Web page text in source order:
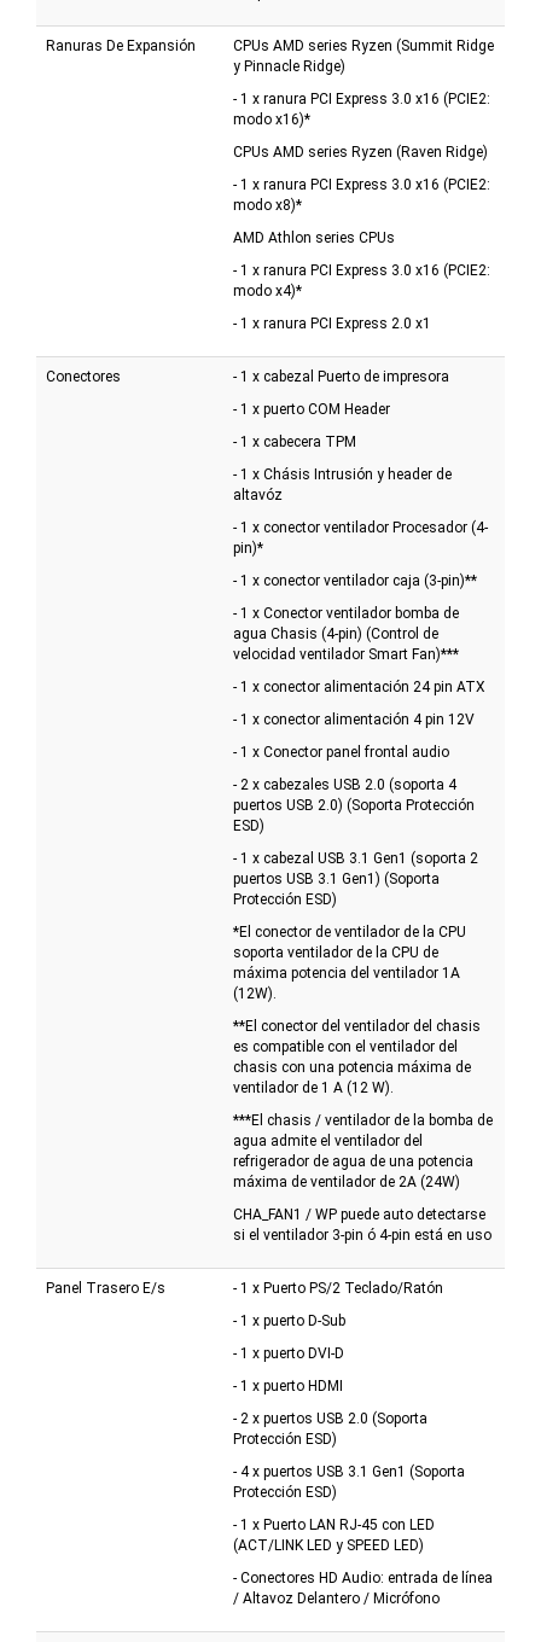
Ranuras De Expansión
CPUs AMD series Ryzen (Summit Ridge
y Pinnacle Ridge)
- 1 x ranura PCI Express 3.0 x16 (PCIE2:
modo x16)*
CPUs AMD series Ryzen (Raven Ridge)
- 1 x ranura PCI Express 3.0 x16 (PCIE2:
modo x8)*
AMD Athlon series CPUs
- 1 x ranura PCI Express 3.0 x16 (PCIE2:
modo x4)*
- 1 x ranura PCI Express 2.0 x1
Conectores
- 1 x cabezal Puerto de impresora
- 1 x puerto COM Header
- 1 x cabecera TPM
- 1 x Chásis Intrusión y header de
altavóz
- 1 x conector ventilador Procesador (4-
pin)*
- 1 x conector ventilador caja (3-pin)**
- 1 x Conector ventilador bomba de
agua Chasis (4-pin) (Control de
velocidad ventilador Smart Fan)***
- 1 x conector alimentación 24 pin ATX
- 1 x conector alimentación 4 pin 12V
- 1 x Conector panel frontal audio
- 2 x cabezales USB 2.0 (soporta 4
puertos USB 2.0) (Soporta Protección
ESD)
- 1 x cabezal USB 3.1 Gen1 (soporta 2
puertos USB 3.1 Gen1) (Soporta
Protección ESD)
*El conector de ventilador de la CPU
soporta ventilador de la CPU de
máxima potencia del ventilador 1A
(12W).
**El conector del ventilador del chasis
es compatible con el ventilador del
chasis con una potencia máxima de
ventilador de 1 A (12 W).
***El chasis / ventilador de la bomba de
agua admite el ventilador del
refrigerador de agua de una potencia
máxima de ventilador de 2A (24W)
CHA_FAN1 / WP puede auto detectarse
si el ventilador 3-pin ó 4-pin está en uso
Panel Trasero E/s
- 1 x Puerto PS/2 Teclado/Ratón
- 1 x puerto D-Sub
- 1 x puerto DVI-D
- 1 x puerto HDMI
- 2 x puertos USB 2.0 (Soporta
Protección ESD)
- 4 x puertos USB 3.1 Gen1 (Soporta
Protección ESD)
- 1 x Puerto LAN RJ-45 con LED
(ACT/LINK LED y SPEED LED)
- Conectores HD Audio: entrada de línea
/ Altavoz Delantero / Micrófono